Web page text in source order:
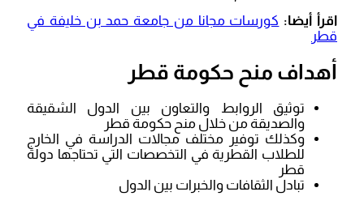
اقرأ أيضا: كورسات مجانا من جامعة حمد بن خليفة في
قطر
أهداف منح حكومة قطر
توثيق الروابط والتعاون بين الدول الشقيقة
والصديقة من خلال منح حكومة قطر
وكذلك توفير مختلف مجالات الدراسة في الخارج
للطلاب القطرية في التخصصات التي تحتاجها دولة
قطر
تبادل الثقافات والخبرات بين الدول